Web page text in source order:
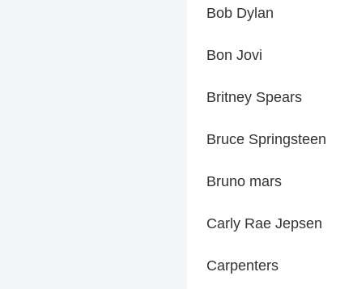
Bob Dylan
Bon Jovi
Britney Spears
Bruce Springsteen
Bruno mars
Carly Rae Jepsen
Carpenters